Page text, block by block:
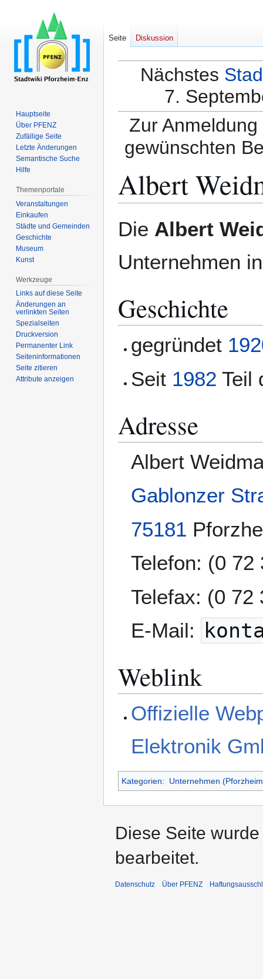
Nächstes
7.
Zur
gewünschten
Albert
Navigation
Suche
Die Albert
Unternehmen
Geschichte
gegründet
Seit 1982 Teil
Adresse
Albert
Gablonzer
75181
Telefon: (0 72
Telefax: (0 72
E-Mail:
Weblink
Offizielle
Elektronik
Kategorien: Unternehmen
Seite Diskussion
Hauptseite
Über PFENZ
Zufällige Seite
Letzte Änderungen
Semantische Suche
Hilfe
Themenportale
Veranstaltungen
Einkaufen
Städte und Gemeinden
Geschichte
Museum
Kunst
Werkzeuge
Links auf diese Seite
Änderungen an
verlinkten Seiten
Spezialseiten
Druckversion
Permanenter Link
Seiten­­informationen
Seite zitieren
Attribute anzeigen
Diese Seite
bearbeitet.
Datenschutz Über PFENZ